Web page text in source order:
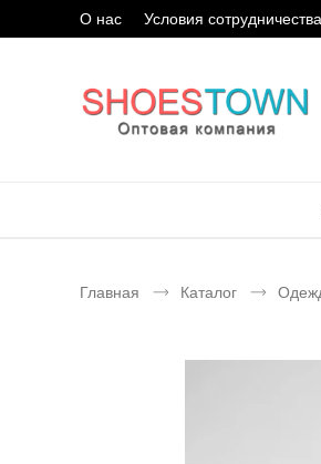
О нас Условия сотрудничества
Главная Каталог